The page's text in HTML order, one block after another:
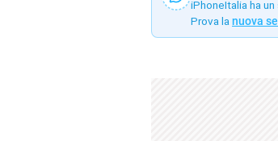
iPhoneItalia ha
Prova la nuova